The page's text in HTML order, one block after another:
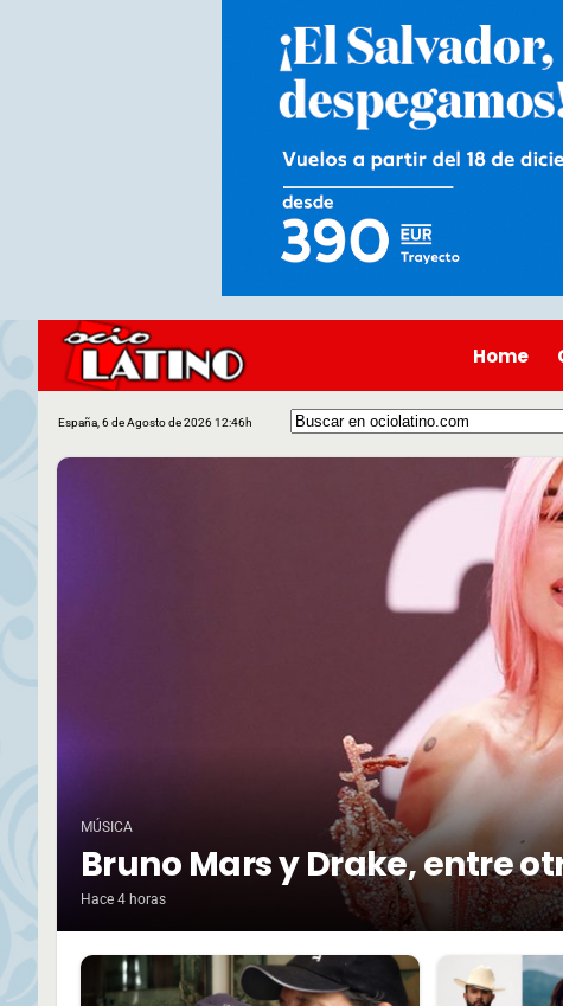
Home
España, 6 de Agosto de 2026 12:46h
MÚSICA
Bruno Mars y Drake, entre
Hace 4 horas